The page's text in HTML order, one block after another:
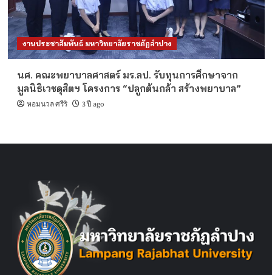
งานประชาสัมพันธ์ มหาวิทยาลัยราชภัฏลำปาง
นศ. คณะพยาบาลศาสตร์ มร.ลป. รับทุนการศึกษาจาก
มูลนิธิเวชดุสิตฯ โครงการ “ปลูกต้นกล้า สร้างพยาบาล”
หอมนวล ศรีริ 3 ปี ago